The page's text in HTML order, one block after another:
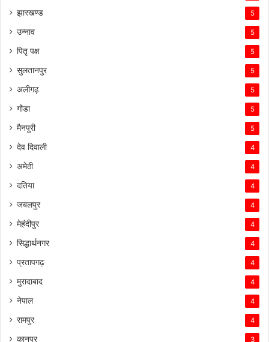
झारखण्ड 5
उन्नाव 5
पितृ पक्ष 5
सुलतानपुर 5
अलीगढ़ 5
गोंडा 5
मैनपुरी 5
देव दिवाली 4
अमेठी 4
दतिया 4
जबलपुर 4
मेहंदीपुर 4
सिद्धार्थनगर 4
प्रतापगढ़ 4
मुरादाबाद 4
नेपाल 4
रामपुर 4
कानपुर 3